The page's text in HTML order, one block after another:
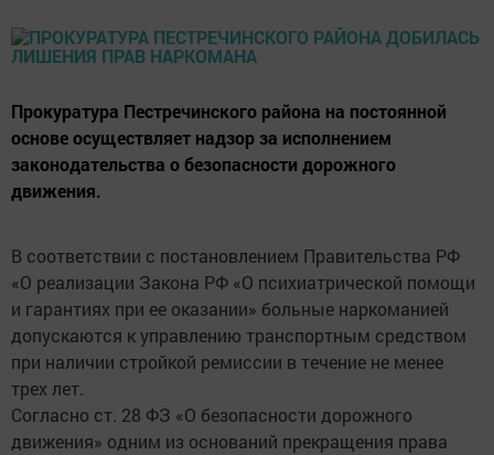
Прокуратура Пестречинского района на постоянной
основе осуществляет надзор за исполнением
законодательства о безопасности дорожного
движения.
В соответствии с постановлением Правительства РФ
«О реализации Закона РФ «О психиатрической помощи
и гарантиях при ее оказании» больные наркоманией
допускаются к управлению транспортным средством
при наличии стройкой ремиссии в течение не менее
трех лет.
Согласно ст. 28 ФЗ «О безопасности дорожного
движения» одним из оснований прекращения права